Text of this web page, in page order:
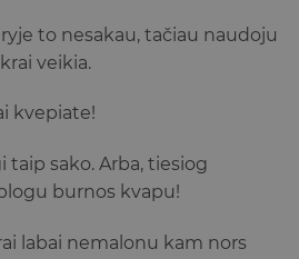
to nesakau, tačiau naudoju
veikia.
kvepiate!
taip sako. Arba, tiesiog
burnos kvapu!
labai nemalonu kam nors